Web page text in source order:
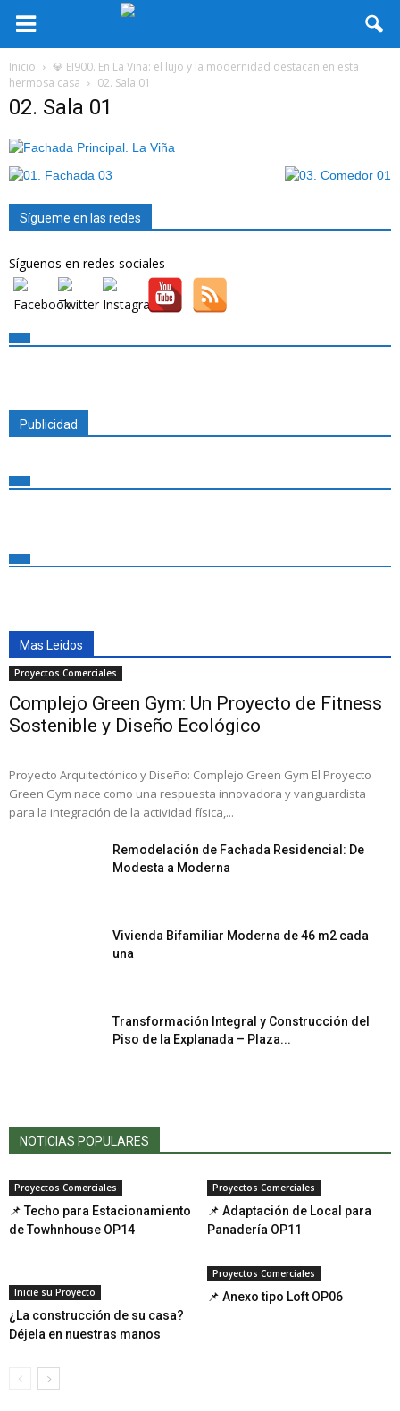
Inicio
💎 EI900. En La Viña: el lujo y la modernidad destacan en esta
hermosa casa
02. Sala 01
02. Sala 01
Sígueme en las redes
Síguenos en redes sociales
Publicidad
Mas Leidos
Proyectos Comerciales
Complejo Green Gym: Un Proyecto de Fitness
Sostenible y Diseño Ecológico
Proyecto Arquitectónico y Diseño: Complejo Green Gym El Proyecto
Green Gym nace como una respuesta innovadora y vanguardista
para la integración de la actividad física,...
Remodelación de Fachada Residencial: De
Modesta a Moderna
Vivienda Bifamiliar Moderna de 46 m2 cada
una
Transformación Integral y Construcción del
Piso de la Explanada – Plaza...
NOTICIAS POPULARES
Proyectos Comerciales
📌 Techo para Estacionamiento
de Towhnhouse OP14
Proyectos Comerciales
📌 Adaptación de Local para
Panadería OP11
Inicie su Proyecto
¿La construcción de su casa?
Déjela en nuestras manos
Proyectos Comerciales
📌 Anexo tipo Loft OP06